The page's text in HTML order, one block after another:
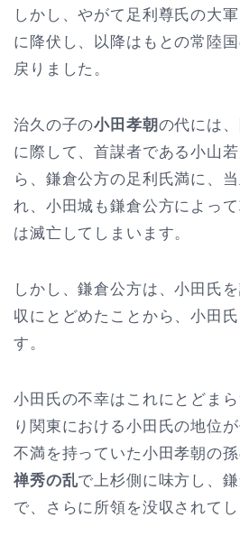
しかし、やがて足利尊氏の大
に降伏し、以降はもとの常陸
戻りました。
治久の子の小田孝朝の代には
に際して、首謀者である小山
ら、鎌倉公方の足利氏満に、
れ、小田城も鎌倉公方によっ
は滅亡してしまいます。
しかし、鎌倉公方は、小田氏
収にとどめたことから、小田
す。
小田氏の不幸はこれにとどま
り関東における小田氏の地位
不満を持っていた小田孝朝の
禅秀の乱で上杉側に味方し、
で、さらに所領を没収されてし